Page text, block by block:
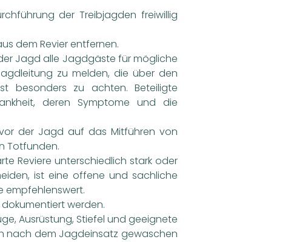
der Treibjagden freiwillig
dem Revier entfernen.
Jagd alle Jagdgäste für mögliche
zu melden, die über den
besonders zu achten. Beteiligte
deren Symptome und die
der Jagd auf das Mitführen von
Totfunden.
Reviere unterschiedlich stark oder
ist eine offene und sachliche
empfehlenswert.
werden.
Ausrüstung, Stiefel und geeignete
nach dem Jagdeinsatz gewaschen